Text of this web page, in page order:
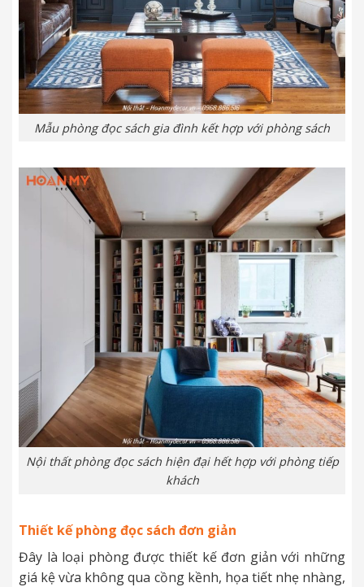
Mẫu phòng đọc sách gia đình kết hợp với phòng sách
Nội thất phòng đọc sách hiện đại hết hợp với phòng tiếp
khách
Thiết kế phòng đọc sách đơn giản
Đây là loại phòng được thiết kế đơn giản với những
giá kệ vừa không qua cồng kềnh, họa tiết nhẹ nhàng,